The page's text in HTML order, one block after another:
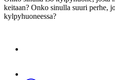
keitaan? Onko sinulla suuri perhe,
kylpyhuoneessa?